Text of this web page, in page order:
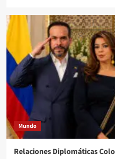
Mundo
Relaciones Diplomáticas